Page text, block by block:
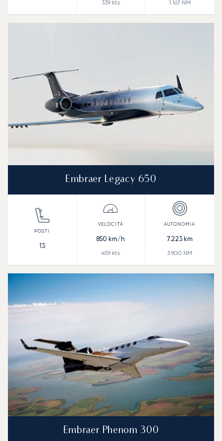
339kts 1.167 NM
Embraer Legacy 650
13
850 km/h
459 kts
7.223 km
3.900 NM
Embraer Phenom 300